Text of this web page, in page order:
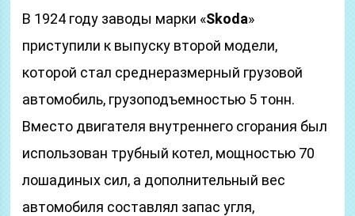
В 1924 году заводы марки «Skoda»
приступили к выпуску второй модели,
которой стал среднеразмерный грузовой
автомобиль, грузоподъемностью 5 тонн.
Вместо двигателя внутреннего сгорания был
использован трубный котел, мощностью 70
лошадиных сил, а дополнительный вес
автомобиля составлял запас угля,